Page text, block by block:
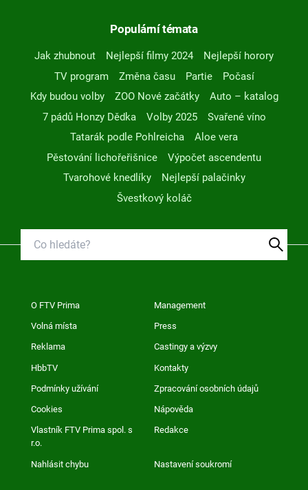
Populární témata
Jak zhubnout Nejlepší filmy 2024
Nejlepší horory
TV program
Změna času Partie
Počasí
Kdy budou volby
ZOO Nové začátky
Auto – katalog
7 pádů Honzy Dědka
Volby 2025
Svařené víno
Tatarák podle Pohlreicha
Aloe vera
Pěstování lichořeřišnice
Výpočet ascendentu
Tvarohové knedlíky
Nejlepší palačinky
Švestkový koláč
O FTV Prima Management
Volná místa Press
Reklama Castingy a výzvy
HbbTV Kontakty
Podmínky užívání Zpracování osobních údajů
Cookies Nápověda
Vlastník FTV Prima spol. s
r.o.
Redakce
Nahlásit chybu Nastavení soukromí